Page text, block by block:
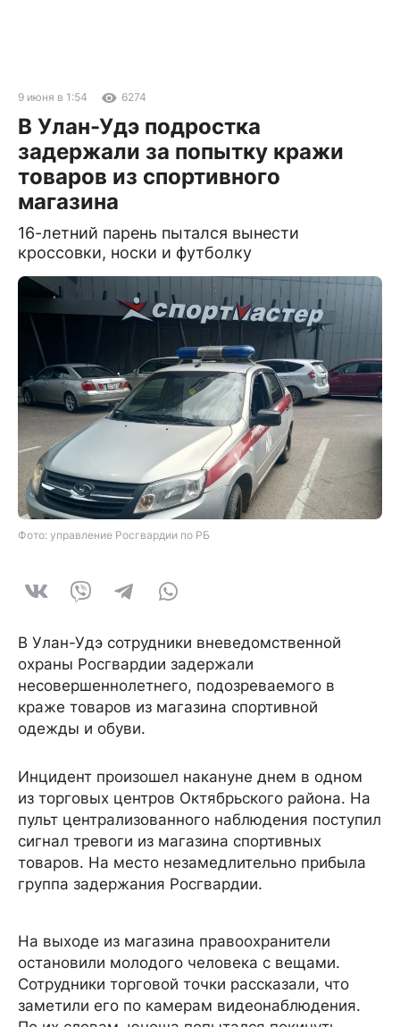
9 июня в 1:54 6274
В Улан-Удэ подростка
задержали за попытку кражи
товаров из спортивного
магазина
16-летний парень пытался вынести
кроссовки, носки и футболку
Фото: управление Росгвардии по РБ
В Улан-Удэ сотрудники вневедомственной
охраны Росгвардии задержали
несовершеннолетнего, подозреваемого в
краже товаров из магазина спортивной
одежды и обуви.
Инцидент произошел накануне днем в одном
из торговых центров Октябрьского района. На
пульт централизованного наблюдения поступил
сигнал тревоги из магазина спортивных
товаров. На место незамедлительно прибыла
группа задержания Росгвардии.
На выходе из магазина правоохранители
остановили молодого человека с вещами.
Сотрудники торговой точки рассказали, что
заметили его по камерам видеонаблюдения.